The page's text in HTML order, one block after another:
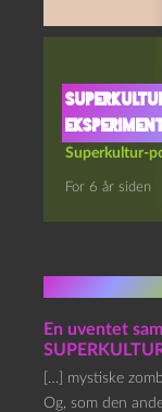
Superkultur-
For 6 år siden
2
En uventet
[…] mystiske
Og, som den